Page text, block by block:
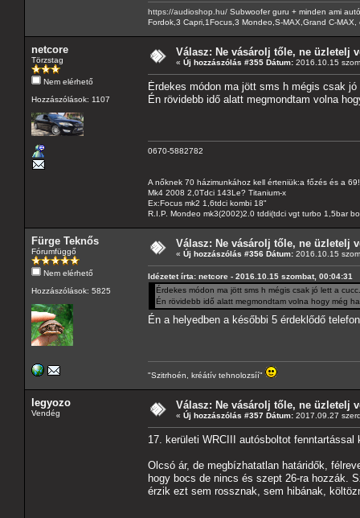
https://audioshop.hu/ Subwoofer guru + minden ami
Fordok,3 Capri,1Focus,3 Mondeo,S-MAX,Grand C-
netcore
Törzstag
Nem elérhető
Hozzászólások: 1107
Válasz: Ne vásárolj tőle, ne üzletelj
« Új hozzászólás #355 Dátum: 2016.10.15
Érdekes módon ma jött sms h mégis csak
Én rövidebb idő alatt megmondtam volna
0670-5882782
A nőknek 70 házimunkához kell érteniük:a főzés és a 69!
Mk4 2008 2,0Tdci 143Le? Titanium-x
Ex:Focus mk2 1,6tdci kombi 18"
R.I.P. Mondeo mk3(2002)2.0 tddi(tdci vgt turbo 1,5bar
Fürge Teknős
Fórumfüggő
Nem elérhető
Hozzászólások: 5825
Válasz: Ne vásárolj tőle, ne üzletelj
« Új hozzászólás #356 Dátum: 2016.10.15
Idézetet írta: netcore - 2016.10.15 szombat, 00:04:31
Érdekes módon ma jött sms h mégis csak jó lett a
Én rövidebb idő alatt megmondtam volna hogy még
Én a helyedben a későbbi 5 érdeklődő
"Szitrhoén, kréátív tehnolozsíí"
legyozo
Vendég
Válasz: Ne vásárolj tőle, ne üzletelj
« Új hozzászólás #357 Dátum: 2017.09.27
17. kerületi WRCIII autósboltot fenntartással
Olcsó ár, de megbízhatatlan határidők,
hogy bocs de nincs és szept 26-ra hozzák.
érzik ezt sem rossznak, sem hibának,